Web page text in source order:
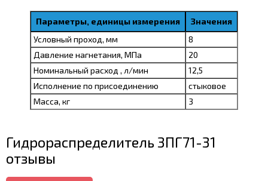
Параметры, единицы измерения
Значения
Условный проход, мм
8
Давление нагнетания, МПа
20
Номинальный расход , л/мин
12,5
Исполнение по присоединению
стыковое
Масса, кг
3
Гидрораспределитель 3ПГ71-31
отзывы